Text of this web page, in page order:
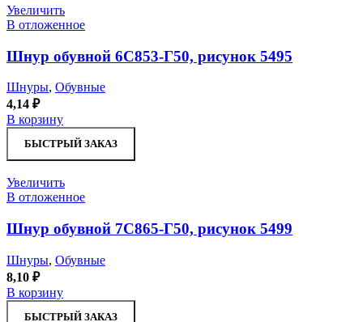
Увеличить
В отложенное
Шнур обувной 6С853-Г50, рисунок 5495
Шнуры, Обувные
4,14 ₽
В корзину
БЫСТРЫЙ ЗАКАЗ
Увеличить
В отложенное
Шнур обувной 7С865-Г50, рисунок 5499
Шнуры, Обувные
8,10 ₽
В корзину
БЫСТРЫЙ ЗАКАЗ